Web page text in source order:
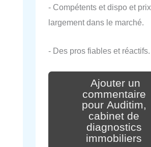
- Compétents et dispo et prix
largement dans le marché.
- Des pros fiables et réactifs.
Ajouter un
commentaire
pour Auditim,
cabinet de
diagnostics
immobiliers